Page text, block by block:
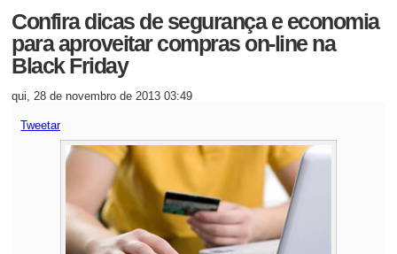
Confira dicas de segurança e economia
para aproveitar compras on-line na
Black Friday
qui, 28 de novembro de 2013 03:49
Tweetar